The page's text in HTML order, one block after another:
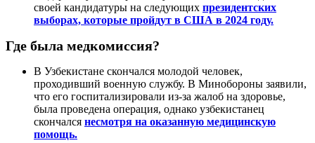
своей кандидатуры на следующих президентских
выборах, которые пройдут в США в 2024 году.
Где была медкомиссия?
В Узбекистане скончался молодой человек,
проходивший военную службу. В Минобороны заявили,
что его госпитализировали из-за жалоб на здоровье,
была проведена операция, однако узбекистанец
скончался несмотря на оказанную медицинскую
помощь.